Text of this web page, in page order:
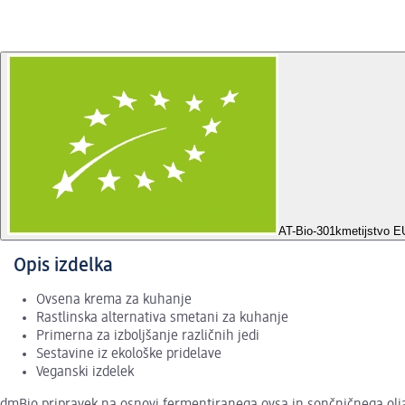
AT-Bio-301kmetijstvo
Opis izdelka
Ovsena krema za kuhanje
Rastlinska alternativa smetani za kuhanje
Primerna za izboljšanje različnih jedi
Sestavine iz ekološke pridelave
Veganski izdelek